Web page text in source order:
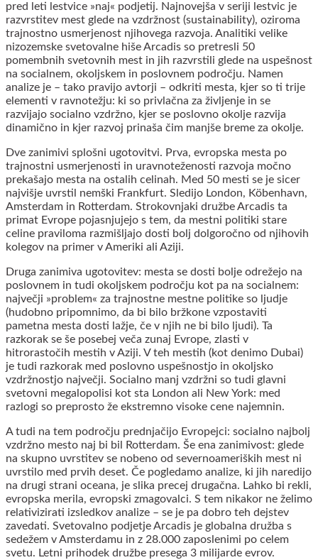
pred leti lestvice »naj« podjetij. Najnovejša v seriji lestvic je
razvrstitev mest glede na vzdržnost (sustainability), oziroma
trajnostno usmerjenost njihovega razvoja. Analitiki velike
nizozemske svetovalne hiše Arcadis so pretresli 50
pomembnih svetovnih mest in jih razvrstili glede na uspešnost
na socialnem, okoljskem in poslovnem področju. Namen
analize je – tako pravijo avtorji – odkriti mesta, kjer so ti trije
elementi v ravnotežju: ki so privlačna za življenje in se
razvijajo socialno vzdržno, kjer se poslovno okolje razvija
dinamično in kjer razvoj prinaša čim manjše breme za okolje.
Dve zanimivi splošni ugotovitvi. Prva, evropska mesta po
trajnostni usmerjenosti in uravnoteženosti razvoja močno
prekašajo mesta na ostalih celinah. Med 50 mesti se je sicer
najvišje uvrstil nemški Frankfurt. Sledijo London, Köbenhavn,
Amsterdam in Rotterdam. Strokovnjaki družbe Arcadis ta
primat Evrope pojasnjujejo s tem, da mestni politiki stare
celine praviloma razmišljajo dosti bolj dolgoročno od njihovih
kolegov na primer v Ameriki ali Aziji.
Druga zanimiva ugotovitev: mesta se dosti bolje odrežejo na
poslovnem in tudi okoljskem področju kot pa na socialnem:
največji »problem« za trajnostne mestne politike so ljudje
(hudobno pripomnimo, da bi bilo bržkone vzpostaviti
pametna mesta dosti lažje, če v njih ne bi bilo ljudi). Ta
razkorak se še posebej veča zunaj Evrope, zlasti v
hitrorastočih mestih v Aziji. V teh mestih (kot denimo Dubai)
je tudi razkorak med poslovno uspešnostjo in okoljsko
vzdržnostjo največji. Socialno manj vzdržni so tudi glavni
svetovni megalopolisi kot sta London ali New York: med
razlogi so preprosto že ekstremno visoke cene najemnin.
A tudi na tem področju prednjačijo Evropejci: socialno najbolj
vzdržno mesto naj bi bil Rotterdam. Še ena zanimivost: glede
na skupno uvrstitev se nobeno od severnoameriških mest ni
uvrstilo med prvih deset. Če pogledamo analize, ki jih naredijo
na drugi strani oceana, je slika precej drugačna. Lahko bi rekli,
evropska merila, evropski zmagovalci. S tem nikakor ne želimo
relativizirati izsledkov analize – se je pa dobro teh dejstev
zavedati. Svetovalno podjetje Arcadis je globalna družba s
sedežem v Amsterdamu in z 28.000 zaposlenimi po celem
svetu. Letni prihodek družbe presega 3 milijarde evrov.